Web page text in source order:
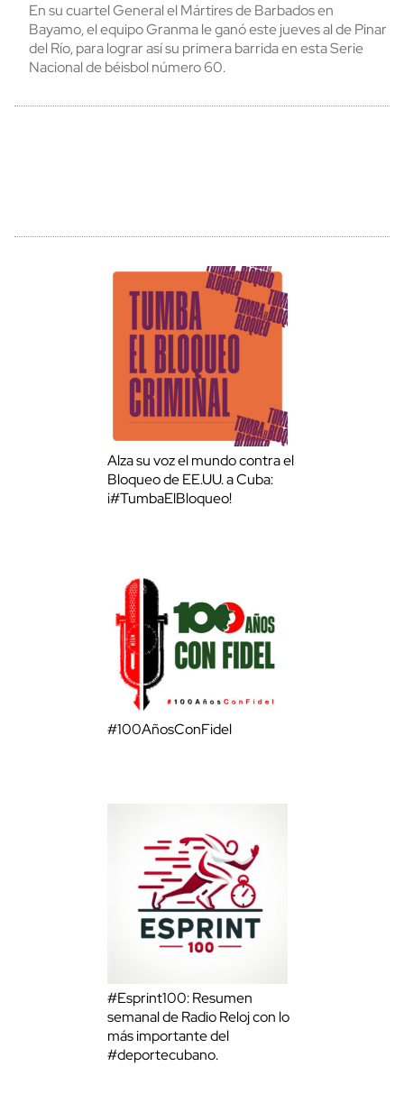
En su cuartel General el Mártires de Barbados en
Bayamo, el equipo Granma le ganó este jueves al de Pinar
del Río, para lograr así su primera barrida en esta Serie
Nacional de béisbol número 60.
Alza su voz el mundo contra el
Bloqueo de EE.UU. a Cuba:
¡#TumbaElBloqueo!
#100AñosConFidel
#Esprint100: Resumen
semanal de Radio Reloj con lo
más importante del
#deportecubano.